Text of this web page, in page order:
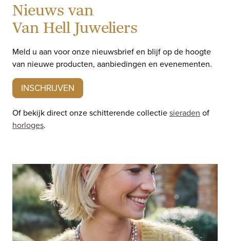
Nieuws van
Van Hell Juweliers
Meld u aan voor onze nieuwsbrief en blijf op de hoogte
van nieuwe producten, aanbiedingen en evenementen.
INSCHRIJVEN
Of bekijk direct onze schitterende collectiesieraden of
horloges.